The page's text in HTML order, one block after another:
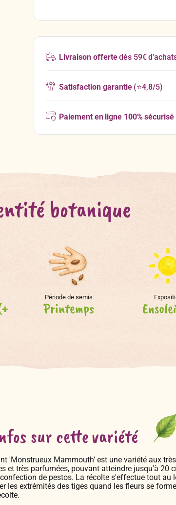
Livraison offertedès 59€
Satisfaction garantie(⭐4,8/5)
Paiement en ligne 100% sécurisé
botanique
Période de semis
Printemps
sur cette variété
'Monstrueux Mammouth' est une variété aux
et très parfumées, pouvant atteindre jusqu'à 20
de pestos. La récolte s'effectue tout au
les extrémités des tiges quand les fleurs se